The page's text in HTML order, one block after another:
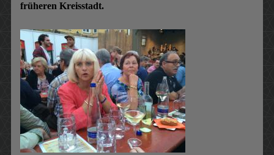
früheren Kreisstadt.